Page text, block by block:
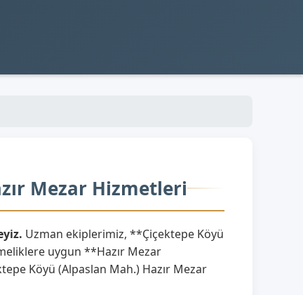
Mezar Hizmetleri
Uzman ekiplerimiz, **Çiçektepe Köyü
uygun **Hazır Mezar
Köyü (Alpaslan Mah.) Hazır Mezar